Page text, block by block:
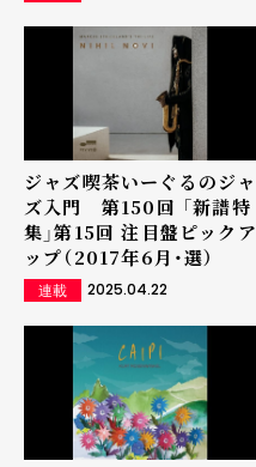
ジャズ喫茶いーぐるのジャ
ズ入門 第150回 「新譜特
集」第15回 注目盤ピックア
ップ（2017年6月・選）
連載 2025.04.22